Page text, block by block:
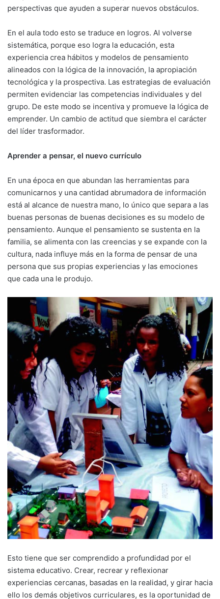
perspectivas que ayuden a superar nuevos obstáculos.
En el aula todo esto se traduce en logros. Al volverse
sistemática, porque eso logra la educación, esta
experiencia crea hábitos y modelos de pensamiento
alineados con la lógica de la innovación, la apropiación
tecnológica y la prospectiva. Las estrategias de evaluación
permiten evidenciar las competencias individuales y del
grupo. De este modo se incentiva y promueve la lógica de
emprender. Un cambio de actitud que siembra el carácter
del líder trasformador.
Aprender a pensar, el nuevo currículo
En una época en que abundan las herramientas para
comunicarnos y una cantidad abrumadora de información
está al alcance de nuestra mano, lo único que separa a las
buenas personas de buenas decisiones es su modelo de
pensamiento. Aunque el pensamiento se sustenta en la
familia, se alimenta con las creencias y se expande con la
cultura, nada influye más en la forma de pensar de una
persona que sus propias experiencias y las emociones
que cada una le produjo.
Esto tiene que ser comprendido a profundidad por el
sistema educativo. Crear, recrear y reflexionar
experiencias cercanas, basadas en la realidad, y girar hacia
ello los demás objetivos curriculares, es la oportunidad de